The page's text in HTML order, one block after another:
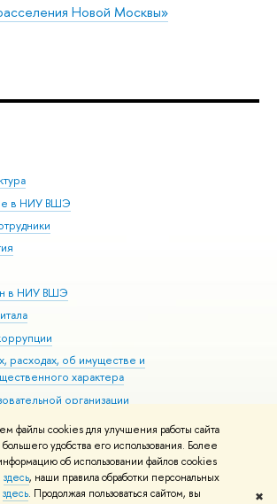
файлы cookies для улучшения работы сайта
удобства его использования. Более
об использовании файлов cookies
здесь, наши правила обработки персональных
здесь. Продолжая пользоваться сайтом, вы
✖
Новой Москвы»
в НИУ ВШЭ
в НИУ ВШЭ
расходах, об имуществе и
характера
организации
возможностями здоровья